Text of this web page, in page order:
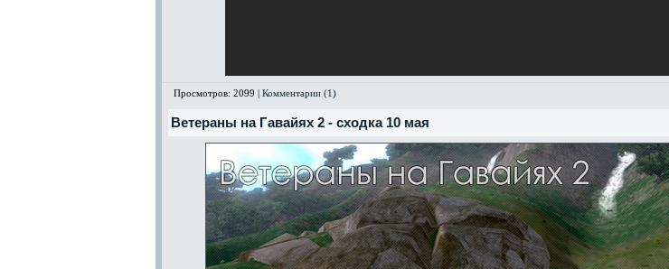
Просмотров: 2099 | Комментарии (1)
Ветераны на Гавайях 2 - сходка 10 мая